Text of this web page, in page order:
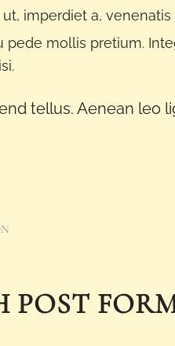
imperdiet a, venenatis
mollis pretium.
tellus. Aenean leo